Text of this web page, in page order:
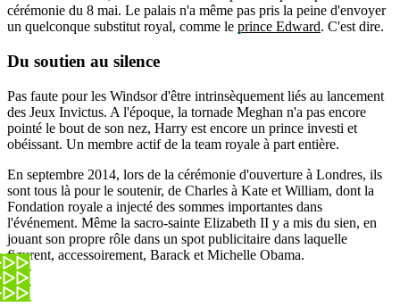
cérémonie du 8 mai. Le palais n'a même pas pris la peine d'envoyer
un quelconque substitut royal, comme le prince Edward. C'est dire.
Du soutien au silence
Pas faute pour les Windsor d'être intrinsèquement liés au lancement
des Jeux Invictus. A l'époque, la tornade Meghan n'a pas encore
pointé le bout de son nez, Harry est encore un prince investi et
obéissant. Un membre actif de la team royale à part entière.
En septembre 2014, lors de la cérémonie d'ouverture à Londres, ils
sont tous là pour le soutenir, de Charles à Kate et William, dont la
Fondation royale a injecté des sommes importantes dans
l'événement. Même la sacro-sainte Elizabeth II y a mis du sien, en
jouant son propre rôle dans un spot publicitaire dans laquelle
figurent, accessoirement, Barack et Michelle Obama.